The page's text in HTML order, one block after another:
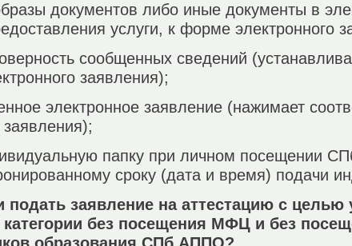
документов либо иные документы в
услуги, к форме электронного
сообщенных сведений
заявления);
электронное заявление (нажимает
папку при личном посещении
сроку (дата и время) подачи
заявление на аттестацию с целью
без посещения МФЦ и без